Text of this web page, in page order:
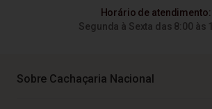
Horário de atendimento:
Segunda à Sexta das 8:00 às
Sobre Cachaçaria Nacional